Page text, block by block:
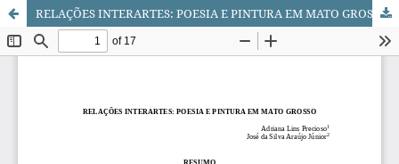
RELAÇÕES INTERARTES: POESIA E PINTURA EM MATO GROSSO